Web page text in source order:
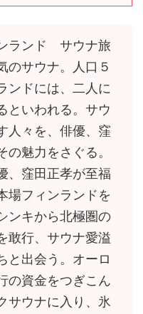
ランド サウナ旅
のサウナ。人口５
ンドには、二人に
といわれる。サウ
人々を、俳優、窪
の魅力をさぐる。
、窪田正孝が至福
場フィンランドを
ンキから北極圏の
敢行、サウナ愛溢
と出会う。オーロ
の資金をつぎこん
サウナに入り、氷